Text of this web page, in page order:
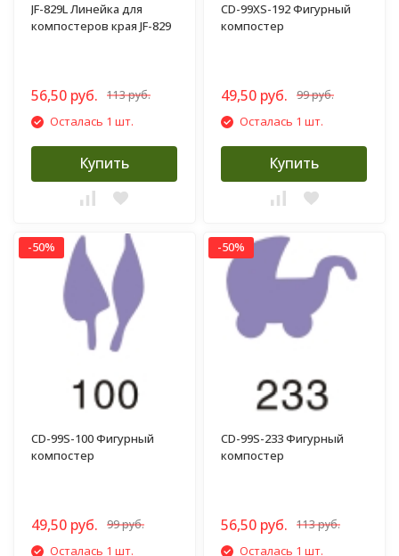
JF-829L Линейка для
компостеров края JF-829
56,50 руб. 113 руб.
Осталась 1 шт.
Купить
CD-99XS-192 Фигурный
компостер
49,50 руб. 99 руб.
Осталась 1 шт.
Купить
-50%
CD-99S-100 Фигурный
компостер
49,50 руб. 99 руб.
Осталась 1 шт.
-50%
CD-99S-233 Фигурный
компостер
56,50 руб. 113 руб.
Осталась 1 шт.